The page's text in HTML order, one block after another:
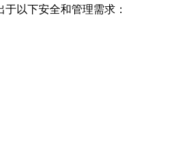
以下安全和管理需求：